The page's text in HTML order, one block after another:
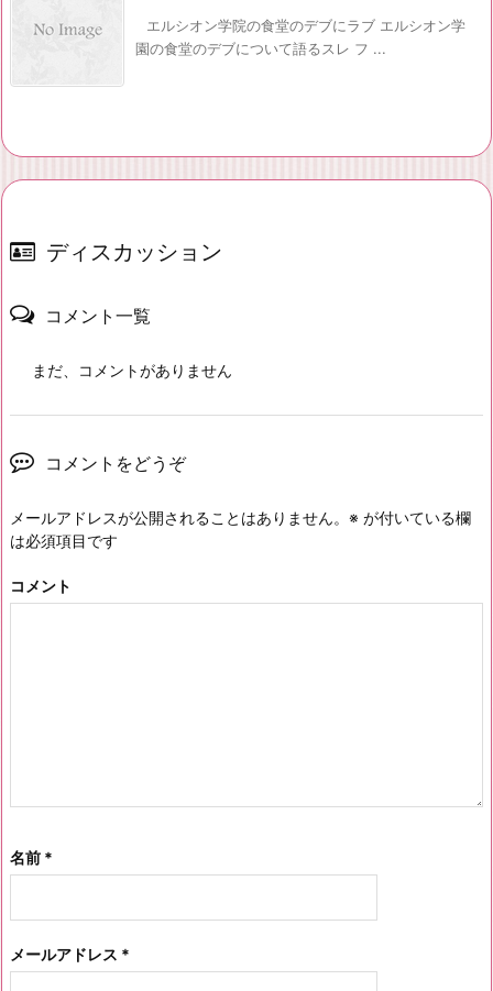
エルシオン学院の食堂のデブにラブ エルシオン学
園の食堂のデブについて語るスレ フ ...
ディスカッション
コメント一覧
まだ、コメントがありません
コメントをどうぞ
メールアドレスが公開されることはありません。 ※ が付いている欄
は必須項目です
コメント
名前 *
メールアドレス *